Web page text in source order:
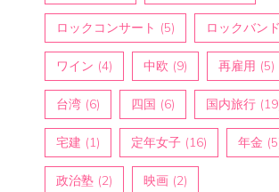
ロックコンサート (5) ロックバンド
ワイン (4) 中欧 (9) 再雇用 (5)
台湾 (6) 四国 (6) 国内旅行
宅建 (1) 定年女子 (16) 年金
政治塾 (2) 映画 (2)